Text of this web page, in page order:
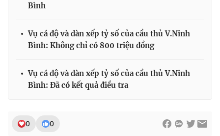
Bình
Vụ cá độ và dàn xếp tỷ số của cầu thủ V.Ninh
Bình: Không chỉ có 800 triệu đồng
Vụ cá độ và dàn xếp tỷ số của cầu thủ V.Ninh
Bình: Đã có kết quả điều tra
0 0